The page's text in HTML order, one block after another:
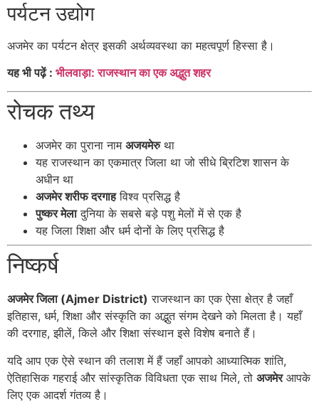
पर्यटन उद्योग
अजमेर का पर्यटन क्षेत्र इसकी अर्थव्यवस्था का महत्वपूर्ण हिस्सा है।
यह भी पढ़ें : भीलवाड़ा: राजस्थान का एक अद्भुत शहर
रोचक तथ्य
अजमेर का पुराना नाम अजयमेरुथा
यह राजस्थान का एकमात्र जिला था जो सीधे ब्रिटिश शासन के
अधीन था
अजमेर शरीफ दरगाहविश्व प्रसिद्ध है
पुष्कर मेलादुनिया के सबसे बड़े पशु मेलों में से एक है
यह जिला शिक्षा और धर्म दोनों के लिए प्रसिद्ध है
निष्कर्ष
अजमेर जिला (Ajmer District) राजस्थान का एक ऐसा क्षेत्र है जहाँ
इतिहास, धर्म, शिक्षा और संस्कृति का अद्भुत संगम देखने को मिलता है। यहाँ
की दरगाह, झीलें, किले और शिक्षा संस्थान इसे विशेष बनाते हैं।
यदि आप एक ऐसे स्थान की तलाश में हैं जहाँ आपको आध्यात्मिक शांति,
ऐतिहासिक गहराई और सांस्कृतिक विविधता एक साथ मिले, तो अजमेरआपके
लिए एक आदर्श गंतव्य है।